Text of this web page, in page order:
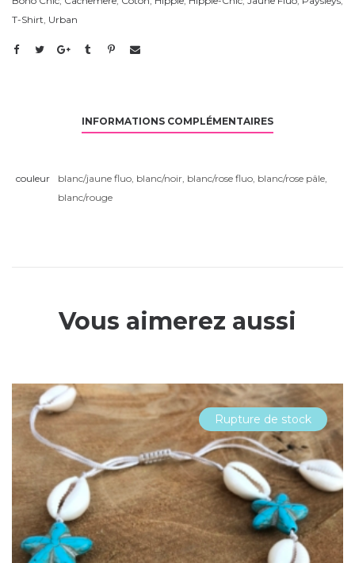
T-Shirt, Urban
INFORMATIONS COMPLÉMENTAIRES
couleur blanc/jaune fluo, blanc/noir, blanc/rose fluo, blanc/rose pâle,
blanc/rouge
Vous aimerez aussi
Rupture de stock